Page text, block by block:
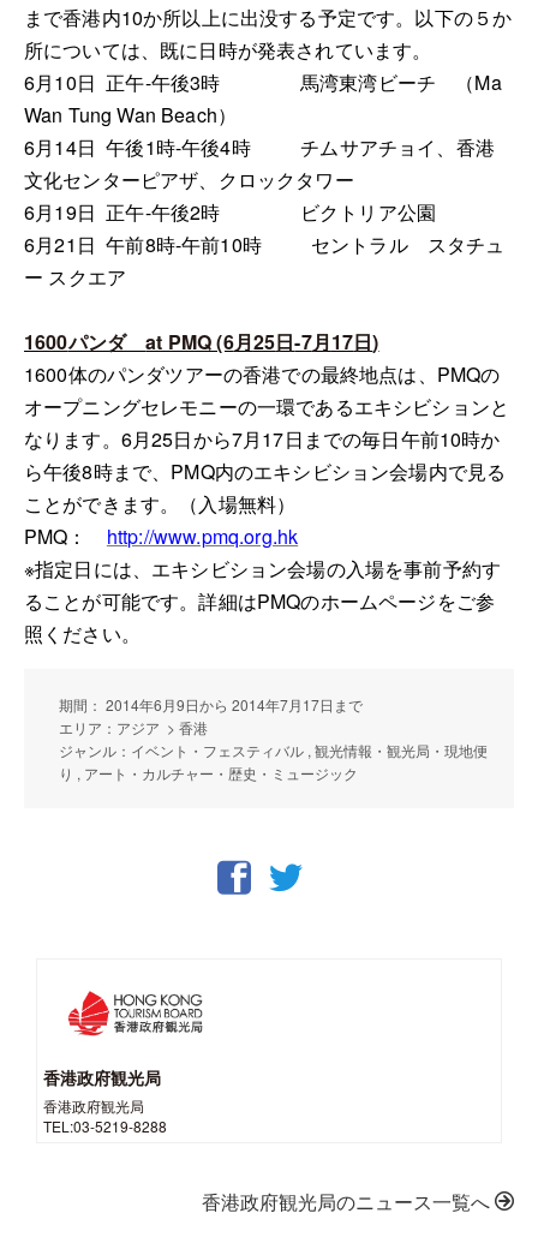
まで香港内10か所以上に出没する予定です。以下の５か
所については、既に日時が発表されています。
6月10日 正午-午後3時 馬湾東湾ビーチ （Ma
Wan Tung Wan Beach）
6月14日 午後1時-午後4時
チムサアチョイ、香港
文化センターピアザ、クロックタワー
6月19日 正午-午後2時
ビクトリア公園
6月21 日 午前8時-午前10時
セントラル スタチュ
ー スクエア
1600パンダat PMQ (6月25日-7月17日)
1600体のパンダツアーの香港での最終地点は、 PMQの
オープニングセレモニーの一環であるエキシビションと
なります。 6月25日から7月17日までの毎日午前10時か
ら午後8時まで、 PMQ内のエキシビション会場内で見る
ことができます。（入場無料）
PMQ ： http://www.pmq.org.hk
※指定日には、エキシビション会場の入場を事前予約す
ることが可能です。詳細はPMQのホームページをご参
照ください。
期間： 2014年6月9日から 2014年7月17日まで
エリア：アジア > 香港
ジャンル：イベント・フェスティバル , 観光情報・観光局・現地便
り , アート・カルチャー・歴史・ミュージック
香港政府観光局
香港政府観光局
TEL:03-5219-8288
香港政府観光局のニュース一覧へ